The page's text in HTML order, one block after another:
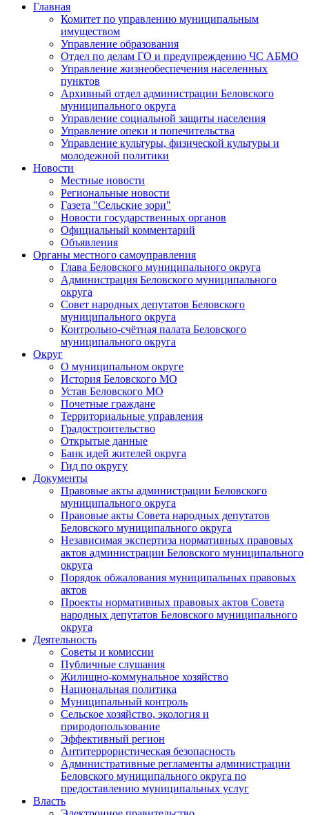
Главная
Комитет по управлению муниципальным
имуществом
Управление образования
Отдел по делам ГО и предупреждению ЧС АБМО
Управление жизнеобеспечения населенных
пунктов
Архивный отдел администрации Беловского
муниципального округа
Управление социальной защиты населения
Управление опеки и попечительства
Управление культуры, физической культуры и
молодежной политики
Новости
Местные новости
Региональные новости
Газета "Сельские зори"
Новости государственных органов
Официальный комментарий
Объявления
Органы местного самоуправления
Глава Беловского муниципального округа
Администрация Беловского муниципального
округа
Совет народных депутатов Беловского
муниципального округа
Контрольно-счётная палата Беловского
муниципального округа
Округ
О муниципальном округе
История Беловского МО
Устав Беловского МО
Почетные граждане
Территориальные управления
Градостроительство
Открытые данные
Банк идей жителей округа
Гид по округу
Документы
Правовые акты администрации Беловского
муниципального округа
Правовые акты Совета народных депутатов
Беловского муниципального округа
Независимая экспертиза нормативных правовых
актов администрации Беловского муниципального
округа
Порядок обжалования муниципальных правовых
актов
Проекты нормативных правовых актов Совета
народных депутатов Беловского муниципального
округа
Деятельность
Советы и комиссии
Публичные слушания
Жилищно-коммунальное хозяйство
Национальная политика
Муниципальный контроль
Сельское хозяйство, экология и
природопользование
Эффективный регион
Антитеррористическая безопасность
Административные регламенты администрации
Беловского муниципального округа по
предоставлению муниципальных услуг
Власть